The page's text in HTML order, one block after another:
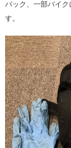
バック、一部バイ
す。